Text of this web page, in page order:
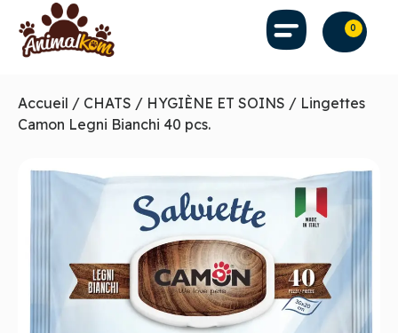
0
Accueil / CHATS / HYGIÈNE ET SOINS / Lingettes
Camon Legni Bianchi 40 pcs.